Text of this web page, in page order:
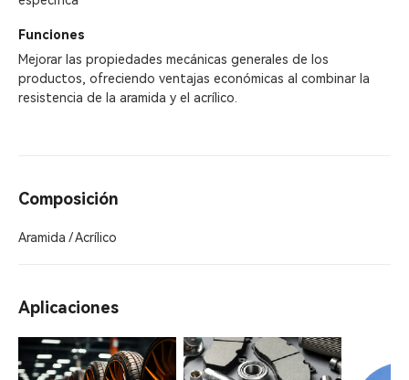
Funciones
Mejorar las propiedades mecánicas generales de los
productos, ofreciendo ventajas económicas al combinar la
resistencia de la aramida y el acrílico.
Composición
Aramida / Acrílico
Aplicaciones